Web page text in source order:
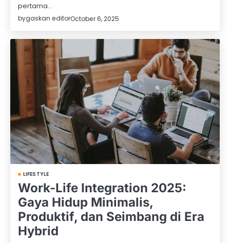
pertama…
bygaskan editorOctober 6, 2025
LIFESTYLE
Work-Life Integration 2025:
Gaya Hidup Minimalis,
Produktif, dan Seimbang di Era
Hybrid